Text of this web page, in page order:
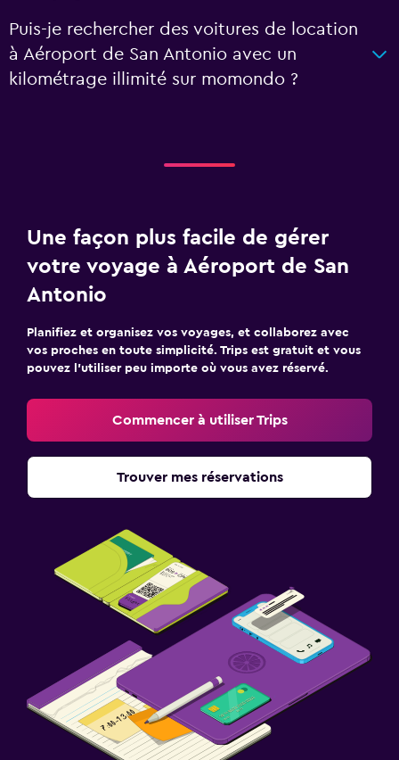
Puis-je rechercher des voitures de location
à Aéroport de San Antonio avec un
kilométrage illimité sur momondo ?
Une façon plus facile de gérer
votre voyage à Aéroport de San
Antonio
Planifiez et organisez vos voyages, et collaborez avec
vos proches en toute simplicité. Trips est gratuit et vous
pouvez l’utiliser peu importe où vous avez réservé.
Commencer à utiliser Trips
Trouver mes réservations